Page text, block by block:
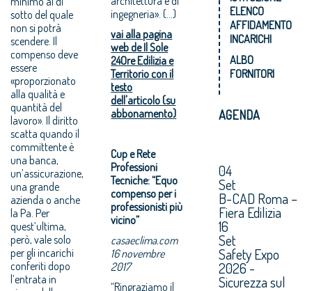
sotto del quale
non si potrà
scendere. Il
compenso deve
essere
«proporzionato
alla qualità e
quantità del
lavoro». Il diritto
scatta quando il
committente è
una banca,
un’assicurazione,
una grande
azienda o anche
la Pa. Per
quest’ultima,
però, vale solo
per gli incarichi
conferiti dopo
l’entrata in
ingegneria». (...)
vai alla pagina
web de Il Sole
24Ore Edilizia e
Territorio con il
testo
dell'articolo (su
abbonamento)
Cup e Rete
Professioni
Tecniche: “Equo
compenso per i
professionisti più
vicino”
casaeclima.com
16 novembre
2017
“Ringraziamo il
ELENCO
AFFIDAMENTO
INCARICHI
ALBO
FORNITORI
AGENDA
04
Set
B-CAD Roma –
Fiera Edilizia
16
Set
Safety Expo
2026 -
Sicurezza sul